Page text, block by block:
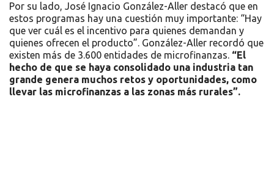
Por su lado, José Ignacio González-Aller destacó que en
estos programas hay una cuestión muy importante: “Hay
que ver cuál es el incentivo para quienes demandan y
quienes ofrecen el producto”. González-Aller recordó que
existen más de 3.600 entidades de microfinanzas. “El
hecho de que se haya consolidado una industria tan
grande genera muchos retos y oportunidades, como
llevar las microfinanzas a las zonas más rurales”.